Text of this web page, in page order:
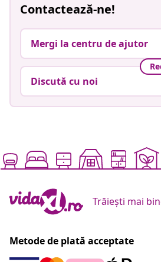
Contactează-ne!
Mergi la centru de ajutor
Discută cu noi
Trăiești mai
Metode de plată acceptate